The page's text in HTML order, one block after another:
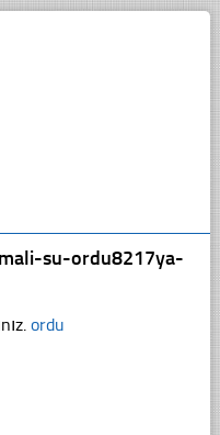
su-ordu8217ya-
ordu